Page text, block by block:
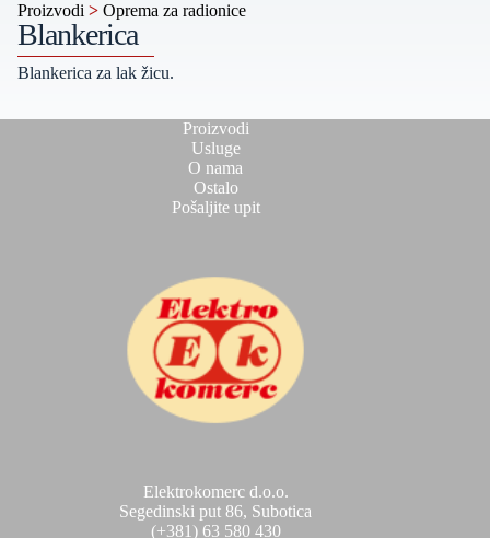
Proizvodi > Oprema za radionice
Blankerica
Blankerica za lak žicu.
Proizvodi
Usluge
O nama
Ostalo
Pošaljite upit
Elektrokomerc d.o.o.
Segedinski put 86, Subotica
(+381) 63 580 430